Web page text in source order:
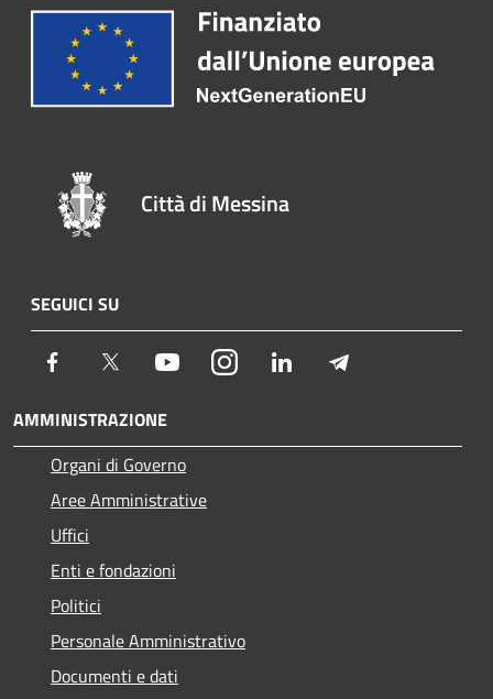
Città di Messina
SEGUICI SU
Facebook Twitter YoutubeInstagram LinkedIn
AMMINISTRAZIONE
Organi di Governo
Aree Amministrative
Uffici
Enti e fondazioni
Politici
Personale Amministrativo
Documenti e dati